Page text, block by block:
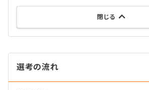
閉じる
選考の流れ